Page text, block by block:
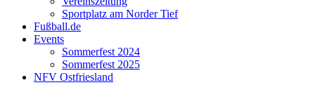
Sportplatz am Norder Tief
Fußball.de
Events
Sommerfest 2024
Sommerfest 2025
NFV Ostfriesland